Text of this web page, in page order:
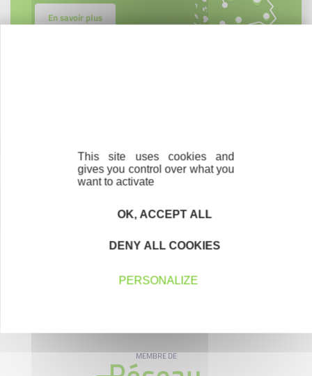
En savoir plus
MEMBRE DE
This site uses cookies and
gives you control over what you
want to activate
OK, ACCEPT ALL
DENY ALL COOKIES
PERSONALIZE